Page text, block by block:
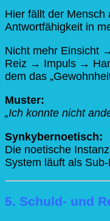
Hier fällt der Mensch
Antwortfähigkeit in
Nicht mehr Einsicht
Reiz → Impuls →
dem das
Muster:
„Ich konnte nicht
Synkybernoetisch:
Die noetische
System läuft als
5. Schuld- und